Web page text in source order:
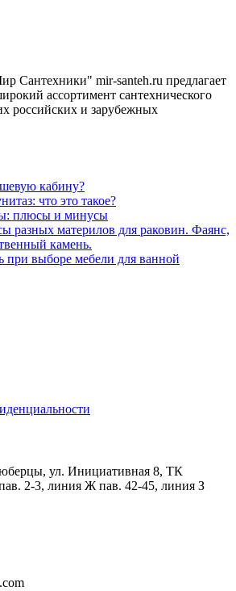
Сантехники" mir-santeh.ru предлагает
ассортимент сантехнического
российских и зарубежных
кабину?
что это такое?
плюсы и минусы
разных материлов для раковин. Фаянс,
камень.
при выборе мебели для ванной
ул. Инициативная 8, ТК
2-3, линия Ж пав. 42-45, линия З